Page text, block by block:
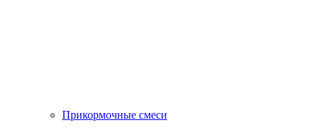
Прикормочные смеси